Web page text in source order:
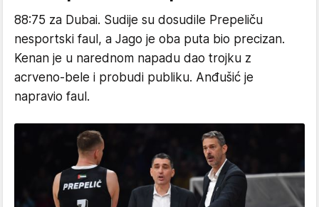
88:75 za Dubai. Sudije su dosudile Prepeliču
nesportski faul, a Jago je oba puta bio precizan.
Kenan je u narednom napadu dao trojku z
acrveno-bele i probudi publiku. Anđušić je
napravio faul.